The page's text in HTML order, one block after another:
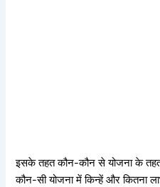
इसके तहत कौन-कौन से योजना के
कौन-सी योजना में किन्हें और कितना